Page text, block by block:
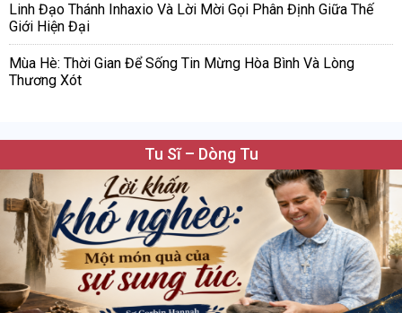
Linh Đạo Thánh Inhaxio Và Lời Mời Gọi Phân Định Giữa Thế
Giới Hiện Đại
Mùa Hè: Thời Gian Để Sống Tin Mừng Hòa Bình Và Lòng
Thương Xót
Tu Sĩ – Dòng Tu